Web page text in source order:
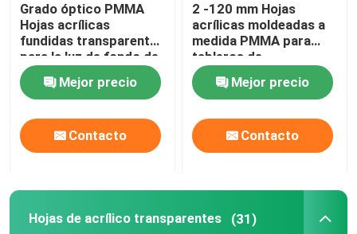
Hojas de acrílico de espejo
Hojas acrílicas decorativas
Grado óptico PMMA
Hojas acrílicas
fundidas transparentes
para la luz de fondo de
la cubierta del difusor
Mejor precio
Contacto
2 -120 mm Hojas
acrílicas moldeadas a
medida PMMA para
tableros de
señalización acrílicos
con ledMejor precio
Contacto
Hojas de acrílico transparentes (31)